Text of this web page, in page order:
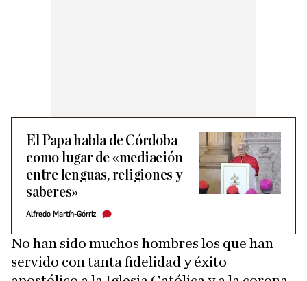
El Papa habla de Córdoba
como lugar de «mediación
entre lenguas, religiones y
saberes»
Alfredo Martín-Górriz
No han sido muchos hombres los que han
servido con tanta fidelidad y éxito